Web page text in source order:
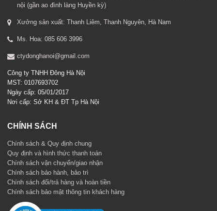
nội (gần ao đình làng Huyền kỳ)
Xưởng sản xuất: Thanh Liêm, Thanh Nguyên, Hà Nam
Ms. Hoa: 085 606 3996
ctydonghanoi@gmail.com
Công ty TNHH Đông Hà Nội
MST: 0107693702
Ngày cấp: 05/01/2017
Nơi cấp: Sở KH & ĐT Tp Hà Nội
CHÍNH SÁCH
Chính sách & Quy định chung
Quy định và hình thức thanh toán
Chính sách vận chuyển/giao nhận
Chính sách bảo hành, bảo trì
Chính sách đổi/trả hàng và hoàn tiền
Chính sách bảo mật thông tin khách hàng